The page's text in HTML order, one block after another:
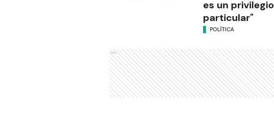
es un privilegio
particular"
POLÍTICA
Ads